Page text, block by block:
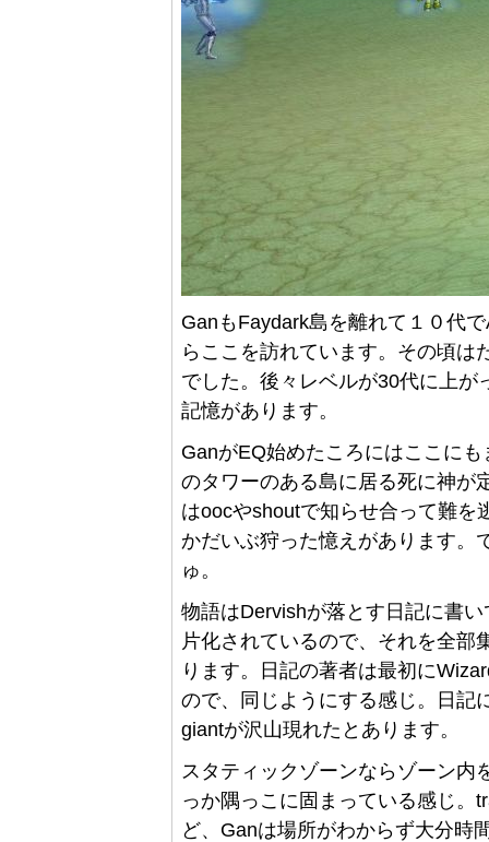
GanもFaydark島を離れて１０代
らここを訪れています。その頃は
でした。後々レベルが30代に上
記憶があります。
GanがEQ始めたころにはここに
のタワーのある島に居る死に神が
はoocやshoutで知らせ合って難を
かだいぶ狩った憶えがあります。
ゅ。
物語はDervishが落とす日記に書
片化されているので、それを全部
ります。日記の著者は最初に
ので、同じようにする感じ。日記
giantが沢山現れたとあります。
スタティックゾーンならゾーン内
っか隅っこに固まっている感じ。
ど、Ganは場所がわからず大分時